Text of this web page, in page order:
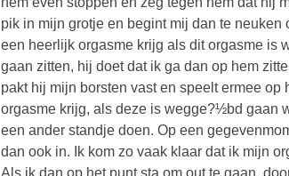
pik in mijn grotje en begint mij dan te
een heerlijk orgasme krijg als dit orgasme is
gaan zitten, hij doet dat ik ga dan op hem
pakt hij mijn borsten vast en speelt ermee
orgasme krijg, als deze is wegge?½bd gaan
een ander standje doen. Op een
dan ook in. Ik kom zo vaak klaar dat ik mijn
Als ik dan op het punt sta om out te gaan,